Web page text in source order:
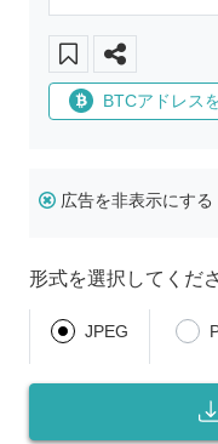
BTCアドレス
広告を非表示にする
形式を選択してくだ
JPEG